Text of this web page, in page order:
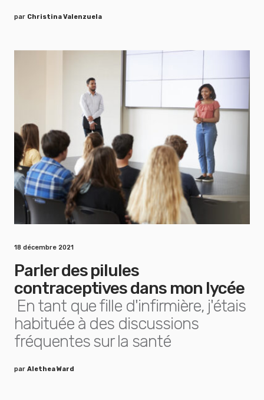
par Christina Valenzuela
18 décembre 2021
Parler des pilules
contraceptives dans mon lycée
En tant que fille d'infirmière, j'étais
habituée à des discussions
fréquentes sur la santé
par Alethea Ward